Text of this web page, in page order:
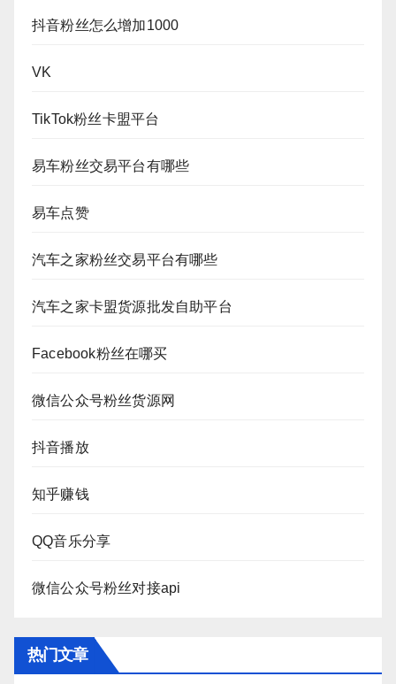
抖音粉丝怎么增加1000
VK
TikTok粉丝卡盟平台
易车粉丝交易平台有哪些
易车点赞
汽车之家粉丝交易平台有哪些
汽车之家卡盟货源批发自助平台
Facebook粉丝在哪买
微信公众号粉丝货源网
抖音播放
知乎赚钱
QQ音乐分享
微信公众号粉丝对接api
热门文章